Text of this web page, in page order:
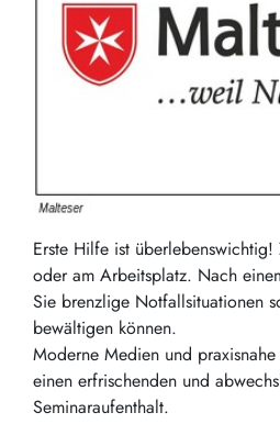
Erste Hilfe ist
oder am Arbeitsplatz. Nach
Sie brenzlige Notfallsituationen
bewältigen können.
Moderne Medien und
einen erfrischenden und
Seminaraufenthalt.